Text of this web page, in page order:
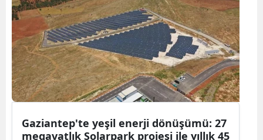
Gaziantep'te yeşil enerji dönüşümü: 27
megavatlık Solarpark projesi ile yıllık 45